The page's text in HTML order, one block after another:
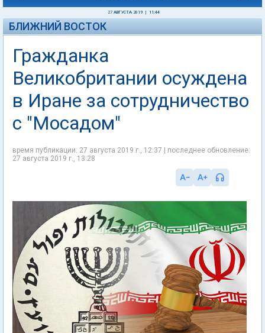
27 АВГУСТА 2019 11:44
БЛИЖНИЙ ВОСТОК
Гражданка
Великобритании осуждена
в Иране за сотрудничество
с "Мосадом"
время публикации: 27 августа 2019 г., 12:37 | последнее обновление:
27 августа 2019 г., 13:28